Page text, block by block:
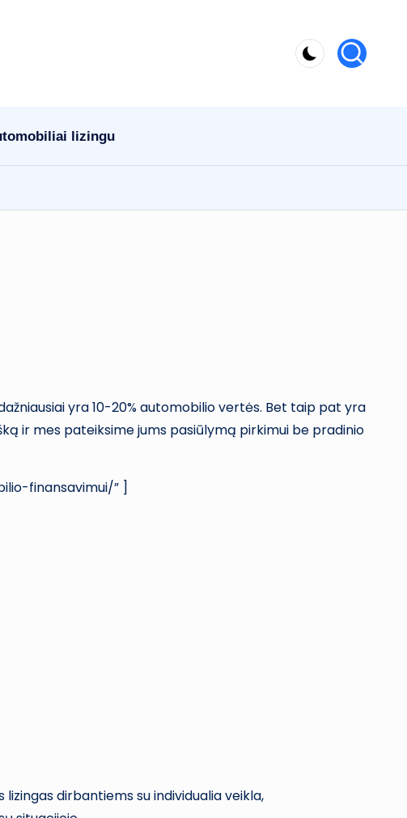
lizingu
yra 10-20% automobilio vertės. Bet taip pat yra
ir mes pateiksime jums pasiūlymą pirkimui be pradinio
finansavimui/” ]
dirbantiems su individualia veikla,